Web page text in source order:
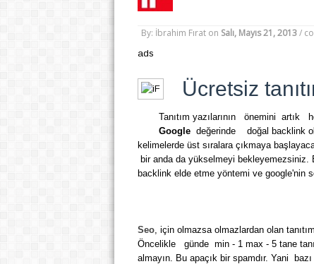
By: İbrahim Fırat on Salı, Mayıs 21, 2013 /
ads
Ücretsiz
Tanıtım yazılarının önemini artık
Googledeğerinde doğal backlink
kelimelerde üst sıralara çıkmaya
bir anda da yükselmeyi bekleyemezsiniz.
backlink elde etme yöntemi ve google'nin
Seo, için olmazsa olmazlardan olan
Öncelikle günde min - 1 max - 5 tane
almayın. Bu apaçık bir spamdır. Yani